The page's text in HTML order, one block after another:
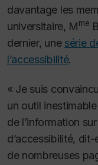
davantage les
universitaire, Mme
dernier, une série
l’accessibilité.
« Je suis
un outil
de l’information
d’accessibilité,
de nombreuses